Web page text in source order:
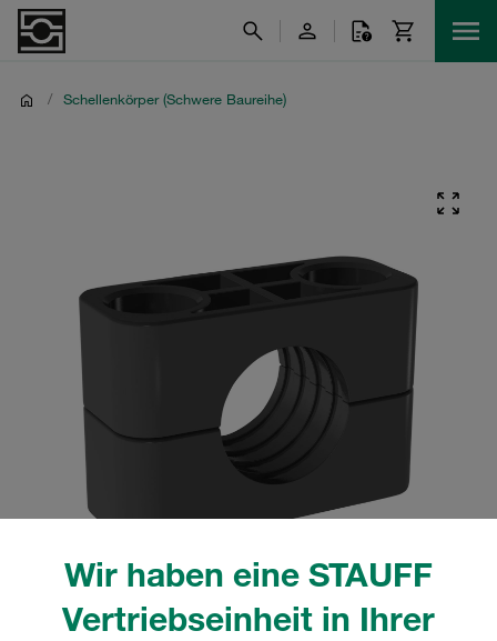
Wir haben eine STAUFF
Vertriebseinheit in Ihrer
/ Schellenkörper (Schwere Baureihe)